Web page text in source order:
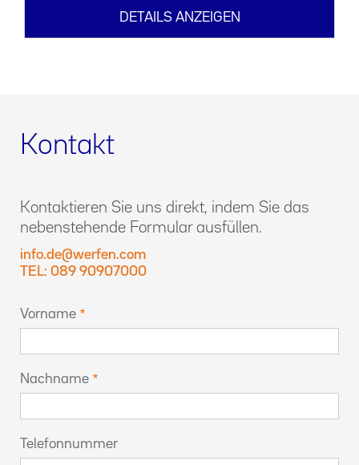
DETAILS ANZEIGEN
Kontakt
Kontaktieren Sie uns direkt, indem Sie das
nebenstehende Formular ausfüllen.
info.de@werfen.com
TEL: 089 90907000
Vorname
Nachname
Telefonnummer